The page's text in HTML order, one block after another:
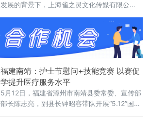
发展的背景下，上海雀之灵文化传媒有限公
医森林康养基地今日正式签署战略合作协议。
三方将立足云南弥勒可邑小镇独特的生态与文
化资源，深度融合民族IP、精品咖啡、中医康养
与森林旅居，构建“咖啡文化+民族美学+中医康
养+生态旅居”四位一体的产业新生态，打造沪
滇协作、跨界赋能的康养文旅示范样板。弥勒
可邑小
福建南靖：护士节慰问+技能竞赛 以赛促
学提升医疗服务水平
5月12日，福建省漳州市南靖县委常委、宣传部
部长陈志亮，副县长钟昭容带队开展“5.12”国际